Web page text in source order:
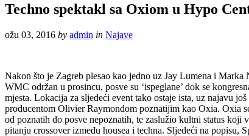
Techno spektakl sa Oxiom u Hypo
ožu 03, 2016 by admin in Najave
Nakon što je Zagreb plesao kao jedno uz Jay Lumena i
WMC održan u prosincu, posve su ‘ispeglane’ dok se
mjesta. Lokacija za sljedeći event tako ostaje ista, uz najavu
producentom Olivier Raymondom poznatijim kao Oxia. Oxia
od poznatih do posve nepoznatih, te zaslužio kultni status
pitanju crossover između housea i techna. Sljedeći na popisu,